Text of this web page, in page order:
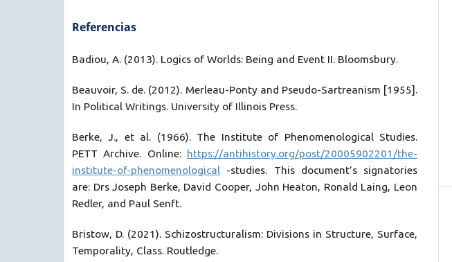
Referencias
Badiou, A. (2013). Logics of Worlds: Being and Event II. Bloomsbury.
Beauvoir, S. de. (2012). Merleau-Ponty and Pseudo-Sartreanism [1955].
In Political Writings. University of Illinois Press.
Berke, J., et al. (1966). The Institute of Phenomenological Studies.
PETT Archive. Online: https://antihistory.org/post/20005902201/the-
institute-of-phenomenological -studies. This document’s signatories
are: Drs Joseph Berke, David Cooper, John Heaton, Ronald Laing, Leon
Redler, and Paul Senft.
Bristow, D. (2021). Schizostructuralism: Divisions in Structure, Surface,
Temporality, Class. Routledge.